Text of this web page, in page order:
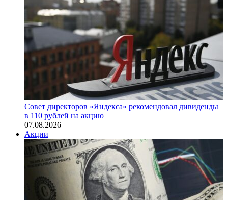
Совет директоров «Яндекса» рекомендовал дивиденды
в 110 рублей на акцию
07.08.2026
Акции